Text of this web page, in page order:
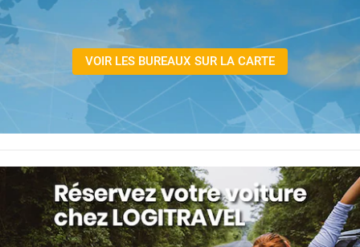
VOIR LES BUREAUX SUR LA CARTE